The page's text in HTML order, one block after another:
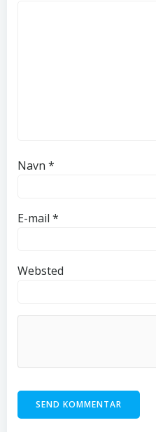
Navn *
E-mail *
Websted